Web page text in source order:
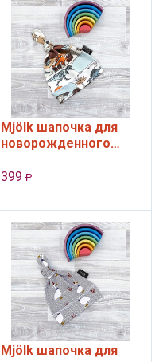
Mjölk шапочка для
новорожденного
399 Р
Mjölk шапочка для